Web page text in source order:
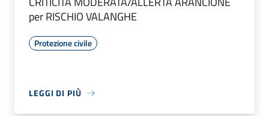
per RISCHIO VALANGHE
Protezione civile
LEGGI DI PIÙ